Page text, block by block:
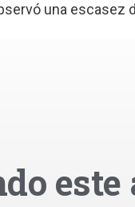
una escasez